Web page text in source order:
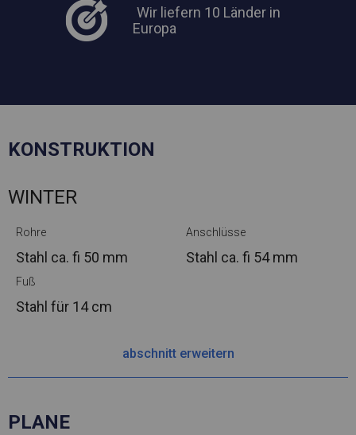
Wir liefern 10 Länder in
Europa
KONSTRUKTION
WINTER
Rohre
Stahl ca. fi 50 mm
Anschlüsse
Stahl ca. fi 54 mm
Fuß
Stahl für 14 cm
abschnitt erweitern
PLANE